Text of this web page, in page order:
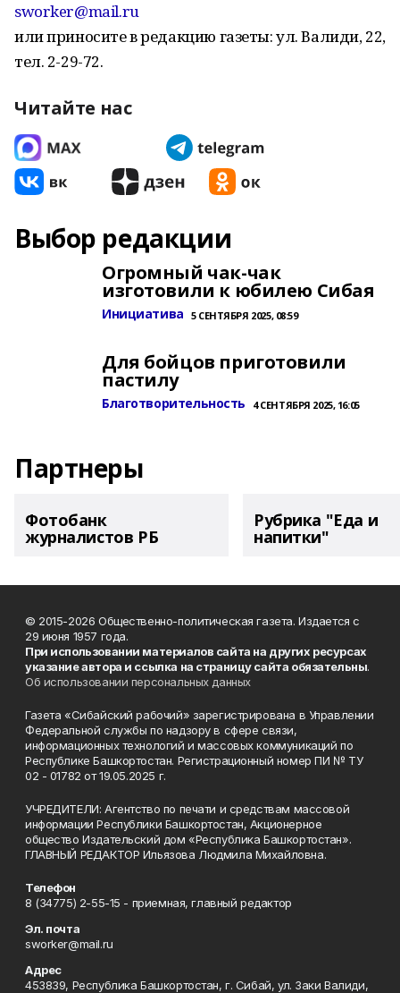
sworker@mail.ru
или приносите в редакцию газеты: ул. Валиди, 22,
тел. 2-29-72.
Читайте нас
Выбор редакции
Огромный чак-чак
изготовили к юбилею Сибая
Инициатива 5 СЕНТЯБРЯ 2025, 08:59
Для бойцов приготовили
пастилу
Благотворительность 4 СЕНТЯБРЯ 2025, 16:05
Партнеры
Фотобанк
журналистов РБ
Рубрика "Еда и
напитки"
© 2015-2026 Общественно-политическая газета. Издается с
29 июня 1957 года.
При использовании материалов сайта на других ресурсах
указание автора и ссылка на страницу сайта обязательны.
Об использовании персональных данных
Газета «Сибайский рабочий» зарегистрирована в Управлении
Федеральной службы по надзору в сфере связи,
информационных технологий и массовых коммуникаций по
Республике Башкортостан. Регистрационный номер ПИ № ТУ
02 - 01782 от 19.05.2025 г.
УЧРЕДИТЕЛИ: Агентство по печати и средствам массовой
информации Республики Башкортостан, Акционерное
общество Издательский дом «Республика Башкортостан».
ГЛАВНЫЙ РЕДАКТОР Ильязова Людмила Михайловна.
Телефон
8 (34775) 2-55-15 - приемная, главный редактор
Эл. почта
sworker@mail.ru
Адрес
453839, Республика Башкортостан, г. Сибай, ул. Заки Валиди,